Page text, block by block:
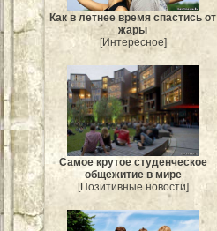
Как в летнее время спастись от
жары
[Интересное]
Самое крутое студенческое
общежитие в мире
[Позитивные новости]